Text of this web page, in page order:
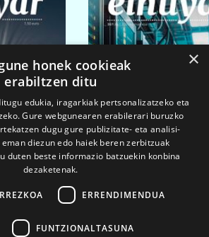
2026ko mar. 1a
×
honek cookieak
erabiltzen ditu
edukia, iragarkiak pertsonalizatzeko eta
Gure webgunearen erabilerari buruzko
dugu gure publizitate- eta analisi-
eman diezun edo haiek beren zerbitzuak
duten beste informazio batzuekin konbina
dezaketenak.
ERRENDIMENDUA
FUNTZIONALTASUNA